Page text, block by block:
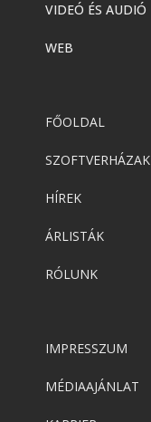
VIDEÓ ÉS AUDIÓ
WEB
FŐOLDAL
SZOFTVERHÁZAK
HÍREK
ÁRLISTÁK
RÓLUNK
IMPRESSZUM
MÉDIAAJÁNLAT